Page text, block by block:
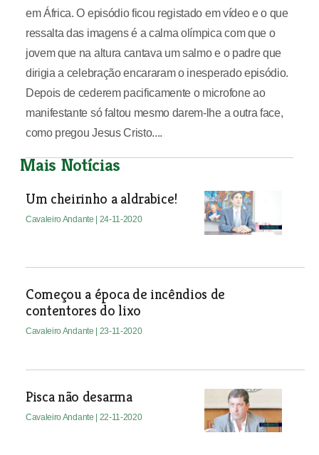
em África. O episódio ficou registado em vídeo e o que
ressalta das imagens é a calma olímpica com que o
jovem que na altura cantava um salmo e o padre que
dirigia a celebração encararam o inesperado episódio.
Depois de cederem pacificamente o microfone ao
manifestante só faltou mesmo darem-lhe a outra face,
como pregou Jesus Cristo....
Mais Notícias
Um cheirinho a aldrabice!
Cavaleiro Andante | 24-11-2020
Começou a época de incêndios de
contentores do lixo
Cavaleiro Andante | 23-11-2020
Pisca não desarma
Cavaleiro Andante | 22-11-2020